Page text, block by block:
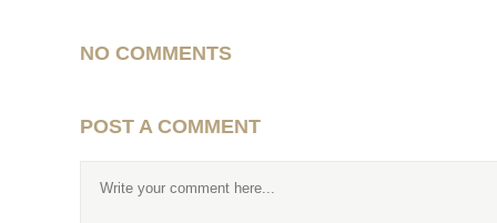
NO COMMENTS
POST A COMMENT